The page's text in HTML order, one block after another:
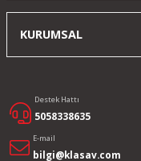
KURUMSAL
Destek Hattı
5058338635
E-mail
bilgi@klasav.com